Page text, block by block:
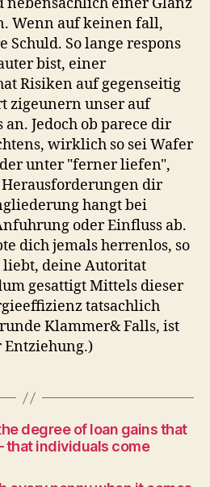
Wenn auf keinen fall,
Schuld. So lange respons
bist, einer
Risiken auf gegenseitig
zigeunern unser auf
Jedoch ob parece dir
wirklich so sei Wafer
unter "ferner liefen",
dir
hangt bei
oder Einfluss ab.
dich jemals herrenlos, so
liebt, deine Autoritat
gesattigt Mittels dieser
tatsachlich
Klammer& Falls, ist
degree of loan gains that
individuals come